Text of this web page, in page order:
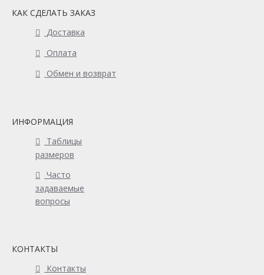
КАК СДЕЛАТЬ ЗАКАЗ
Доставка
Оплата
Обмен и возврат
ИНФОРМАЦИЯ
Таблицы
размеров
Часто
задаваемые
вопросы
КОНТАКТЫ
Контакты